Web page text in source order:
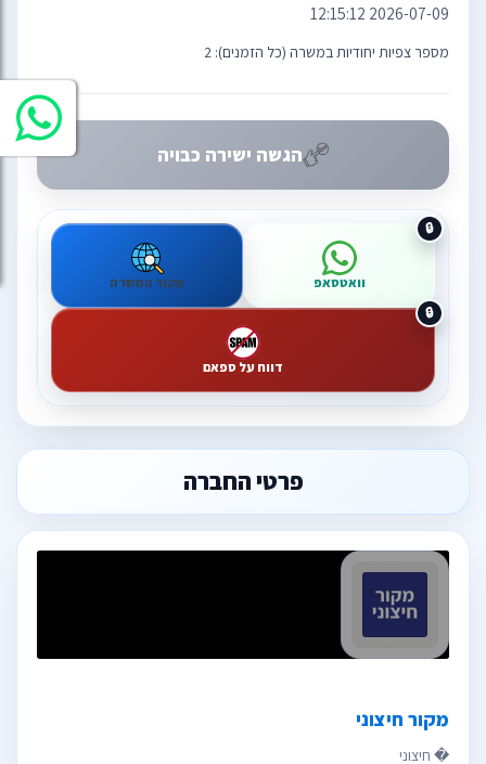
2026-07-09 12:15:12
מספר צפיות יחודיות במשרה (כל הזמנים): 2
הגשה ישירה כבויה
וואטסאפ מקור המשרה
דווח על ספאם
פרטי החברה
מקור חיצוני